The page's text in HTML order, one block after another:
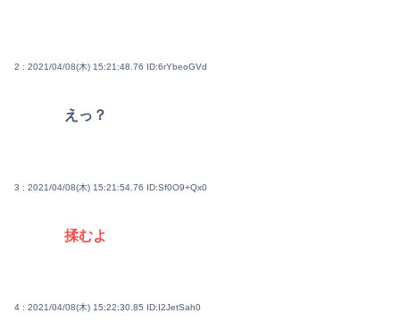
2 : 2021/04/08(木) 15:21:48.76 ID:6rYbeoGVd
えっ？
3 : 2021/04/08(木) 15:21:54.76 ID:Sf0O9+Qx0
揉むよ
4 : 2021/04/08(木) 15:22:30.85 ID:I2JetSah0